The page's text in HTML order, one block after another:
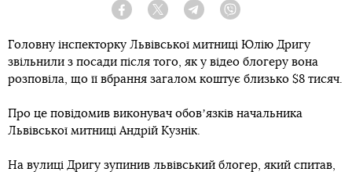
Facebook Twitter Telegram
Головну інспекторку Львівської митниці Юлію Дригу
звільнили з посади після того, як у відео блогеру вона
розповіла, що її вбрання загалом коштує близько $8 тисяч.
Про це повідомив виконувач обовʼязків начальника
Львівської митниці Андрій Кузнік.
На вулиці Дригу зупинив львівський блогер, який спитав,